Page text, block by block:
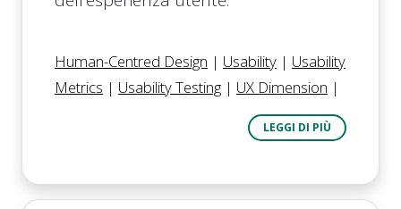
Human-Centred Design | Usability | Usability
Metrics | Usability Testing | UX Dimension |
LEGGI DI PIÙ